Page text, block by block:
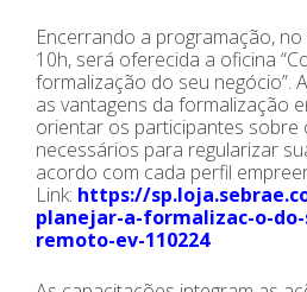
Encerrando a programação,
10h, será oferecida a oficina
formalização do seu negócio”.
as vantagens da formalização
orientar os participantes sobre
necessários para regularizar
acordo com cada perfil
Link: https://
planejar-a-formalizac-o-
remoto-ev-110224